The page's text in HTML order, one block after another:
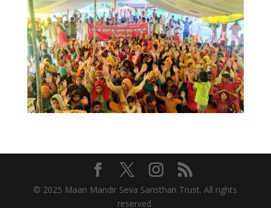
© 2025 Maan Mandir Seva Sansthan Trust. All rights
reserved.